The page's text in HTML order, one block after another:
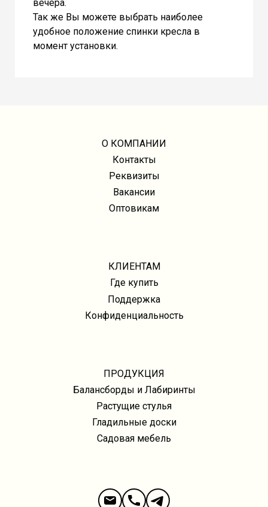
вечера.
Так же Вы можете выбрать наиболее
удобное положение спинки кресла в
момент установки.
О КОМПАНИИ
Контакты
Реквизиты
Вакансии
Оптовикам
КЛИЕНТАМ
Где купить
Поддержка
Конфиденциальность
ПРОДУКЦИЯ
Балансборды и Лабиринты
Растущие стулья
Гладильные доски
Садовая мебель